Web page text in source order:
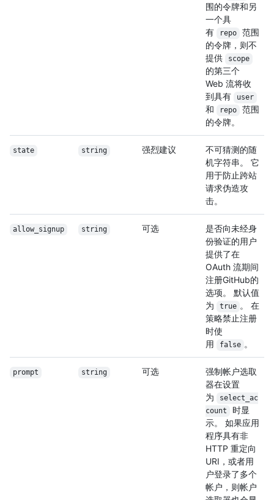
围的令牌和另
一个具
有
repo
范围
的令牌，则不
提供
scope
的第三个
Web 流将收
到具有
user
和 repo
范围
的令牌。
state string 强烈建议
不可猜测的随
机字符串。 它
用于防止跨站
请求伪造攻
击。
allow_signup string 可选
是否向未经身
份验证的用户
提供了在
OAuth 流期间
注册GitHub的
选项。 默认值
为
true 。 在
策略禁止注册
时使
用
false 。
prompt string 可选
强制帐户选取
器在设置
为
select_ac
count
时显
示。 如果应用
程序具有非
HTTP 重定向
URI，或者用
户登录了多个
帐户，则帐户